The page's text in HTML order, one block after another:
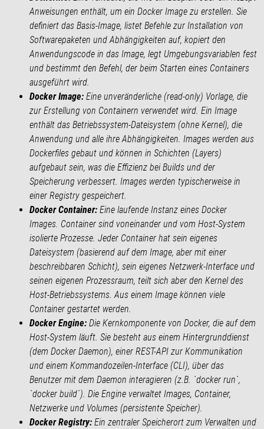
Anweisungen enthält, um ein Docker Image zu erstellen. Sie
definiert das Basis-Image, listet Befehle zur Installation von
Softwarepaketen und Abhängigkeiten auf, kopiert den
Anwendungscode in das Image, legt Umgebungsvariablen fest
und bestimmt den Befehl, der beim Starten eines Containers
ausgeführt wird.
Docker Image: Eine unveränderliche (read-only) Vorlage, die
zur Erstellung von Containern verwendet wird. Ein Image
enthält das Betriebssystem-Dateisystem (ohne Kernel), die
Anwendung und alle ihre Abhängigkeiten. Images werden aus
Dockerfiles gebaut und können in Schichten (Layers)
aufgebaut sein, was die Effizienz bei Builds und der
Speicherung verbessert. Images werden typischerweise in
einer Registry gespeichert.
Docker Container: Eine laufende Instanz eines Docker
Images. Container sind voneinander und vom Host-System
isolierte Prozesse. Jeder Container hat sein eigenes
Dateisystem (basierend auf dem Image, aber mit einer
beschreibbaren Schicht), sein eigenes Netzwerk-Interface und
seinen eigenen Prozessraum, teilt sich aber den Kernel des
Host-Betriebssystems. Aus einem Image können viele
Container gestartet werden.
Docker Engine: Die Kernkomponente von Docker, die auf dem
Host-System läuft. Sie besteht aus einem Hintergrunddienst
(dem Docker Daemon), einer REST-API zur Kommunikation
und einem Kommandozeilen-Interface (CLI), über das
Benutzer mit dem Daemon interagieren (z.B. `docker run`,
`docker build`). Die Engine verwaltet Images, Container,
Netzwerke und Volumes (persistente Speicher).
Docker Registry: Ein zentraler Speicherort zum Verwalten und